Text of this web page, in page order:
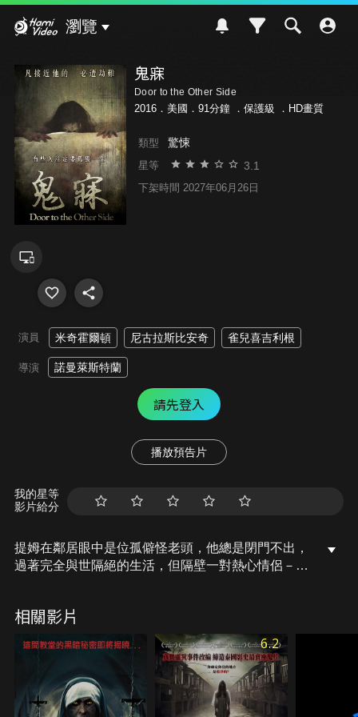
瀏覽
鬼寐
Door to the Other Side
2016．美國．91分鐘 ． 保護級 ．HD畫質
類型 驚悚
星等 3.1
下架時間 2027年06月26日
演員 米奇霍爾頓 尼古拉斯比安奇 雀兒喜吉利根
導演 諾曼萊斯特蘭
請先登入
播放預告片
我的星等
影片給分
提姆在鄰居眼中是位孤僻怪老頭，他總是閉門不出，
過著完全與世隔絕的生活，但隔壁一對熱心情侶－尼
許多無法解釋的可怕事件，尼克和瓊亦被捲入其中，
而他們發現所有的靈異現象都出現在提姆入睡之後…
相關影片
6.2